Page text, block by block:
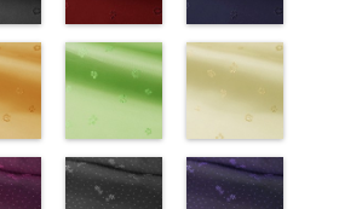
、
ラージサイ
Macolina、
NUDE、
pinkywolman
ド柄
幾何学ドット
テル100％
DOLCELABY
100％
DOLCELABY
wp-
ラッ
ン
ル
http://www.anys.co.jp/wp-
137-a.jpg
KKP1092-
ホワイ
チェーン
リエステル
100％
145-a.jpg
KKP2090-
ホワイ
チェーン
テル100％
DOLCELABY
wp-
uploads/2013/05/ak203-
ブ
花柄
(AK203-
51/LT)
http://www.anys.co.jp/wp-
content/uploads/2013/05/ak203-
AK203-51 レ
ッド
花柄
キ
(AK203-
50/LT)
http://
content/uploads/
AK203-50 ネ
イビー
(AK203-
27/LT)
(AK203-
11/LT)